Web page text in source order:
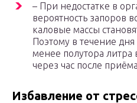
– При недостатке в
вероятность запоров
каловые массы
Поэтому в течение
менее полутора литра
через час после
Избавление от